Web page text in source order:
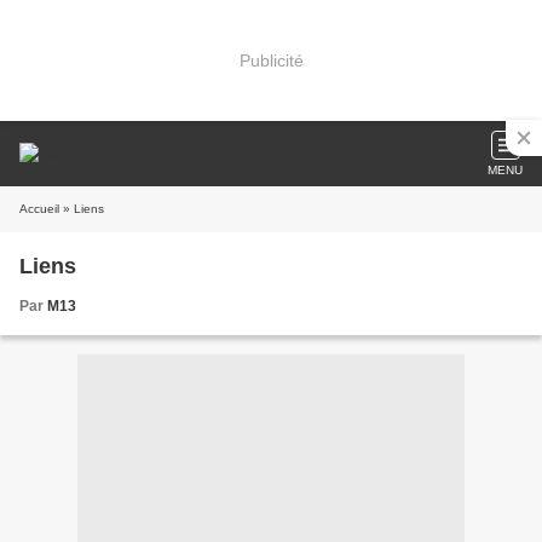
Publicité
MENU
Accueil » Liens
Liens
Par M13